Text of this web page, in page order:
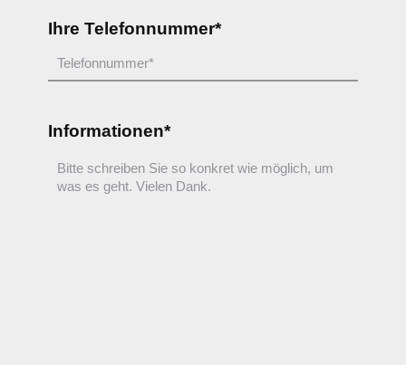
Ihre Telefonnummer*
Informationen*